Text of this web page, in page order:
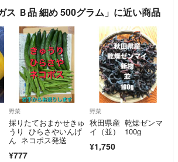
ス Ｂ品 細め 500グラム」に近い商品
野菜
採りたておまかせきゅ
うり ひらさやいんげ
ん ネコポス発送
¥777
野菜
秋田県産 乾燥ゼンマ
イ（並） 100g
¥1,750